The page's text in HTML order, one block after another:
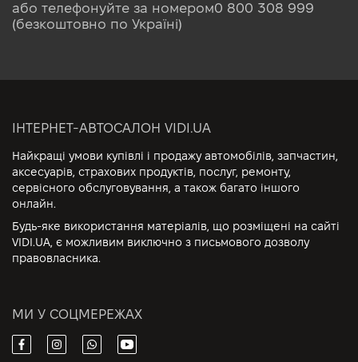
або телефонуйте за номером0 800 308 999
(безкоштовно по Україні)
ІНТЕРНЕТ-АВТОСАЛОН VIDI.UA
Найкращі умови купівлі і продажу автомобілів, запчастин,
аксесуарів, страхових продуктів, послуг, ремонту,
сервісного обслуговування, а також багато іншого
онлайн.
Будь-яке використання матеріалів, що розміщені на сайті
VIDI.UA, є можливим виключно з письмового дозволу
правовласника.
МИ У СОЦМЕРЕЖАХ